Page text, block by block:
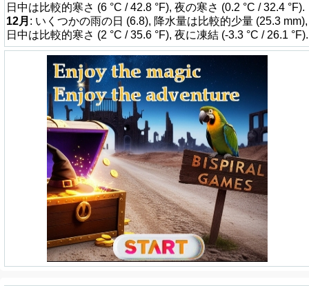
日中は比較的寒さ (6 °C / 42.8 °F), 夜の寒さ (0.2 °C / 32.4 °F).
12月 : いくつかの雨の日 (6.8), 降水量は比較的少量 (25.3 mm),
日中は比較的寒さ (2 °C / 35.6 °F), 夜に凍結 (-3.3 °C / 26.1 °F).